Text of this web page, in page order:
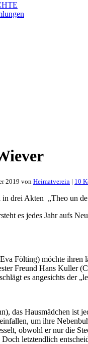
2019 von Heimatverein | 10
in drei Akten „Theo un
es jedes Jahr aufs
Fölting) möchte ihren
Freund Hans Kuller
es angesichts der
das Hausmädchen ist
um ihre
obwohl er nur die
Doch letztendlich